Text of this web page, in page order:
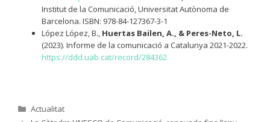
Institut de la Comunicació, Universitat Autònoma de
Barcelona. ISBN: 978-84-127367-3-1
López López, B., Huertas Bailen, A., & Peres-Neto, L.
(2023). Informe de la comunicació a Catalunya 2021-2022.
https://ddd.uab.cat/record/284362
Categories
Actualitat